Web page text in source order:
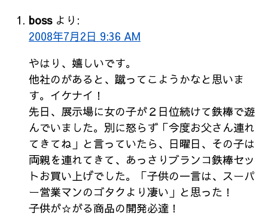
boss より:
2008年7月2日 9:36 AM
やはり、嬉しいです。
他社のがあると、蹴ってこようかなと思いま
す。イケナイ！
先日、展示場に女の子が２日位続けて鉄棒で遊
んでいました。別に怒らず「今度お父さん連れ
てきてね」と言っていたら、日曜日、その子は
両親を連れてきて、あっさりブランコ鉄棒セッ
トお買い上げでした。「子供の一言は、スーパ
ー営業マンのゴタクより凄い」と思った！
子供が☆がる商品の開発必達！